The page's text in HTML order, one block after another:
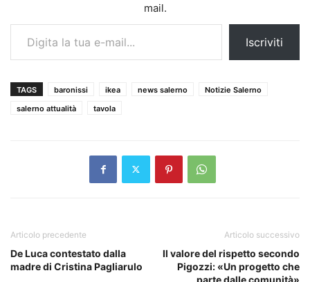
mail.
Digita la tua e-mail...
Iscriviti
TAGS baronissi ikea news salerno
Notizie Salerno
salerno attualità
tavola
Articolo precedente
De Luca contestato dalla
madre di Cristina Pagliarulo
Articolo successivo
Il valore del rispetto secondo
Pigozzi: «Un progetto che
parte dalle comunità»